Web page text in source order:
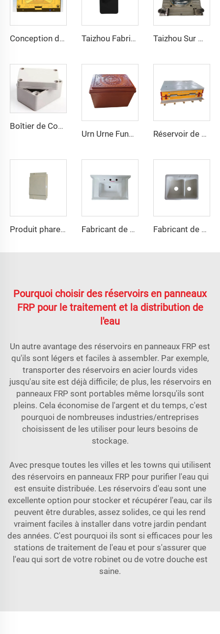
Conception de moule pour baignoire Moule en fibre de verre pour spa Moule de compression Usine de Taizhou Taizhou Fabricant de moules Plaque de protection Moule en plastique Gilet de sécurité Taizhou Sur Mesure Nouveau Casque de Combat en Fibre de Verre Casque de Formation Protecteur Tactique Extérieur
Boîtier de Commutateur Électronique Boîte de Jonction Électrique Boîte de Mould SMC BMC Taizhou Town
Urn Urne Funéraire pour Adultes Moule de Moulage Fabricant de Taizhou Chine Usine de Moules
Réservoir de stockage d'eau en fibre de verre FRP Panel Tank GRP Modulaire Chine Fabricant
Produit phare de 2023 moule en plastique SMC boîte de panneau électrique Fabricant de moules pour lavabos en FRP Fabricant de moules pour évier en SMC, fournisseur de moules en fibres de verre
Pourquoi choisir des réservoirs en panneaux
FRP pour le traitement et la distribution de
l'eau
Un autre avantage des réservoirs en panneaux FRP est
qu'ils sont légers et faciles à assembler. Par exemple,
transporter des réservoirs en acier lourds vides
jusqu'au site est déjà difficile; de plus, les réservoirs en
panneaux FRP sont portables même lorsqu'ils sont
pleins. Cela économise de l'argent et du temps, c'est
pourquoi de nombreuses industries/entreprises
choisissent de les utiliser pour leurs besoins de
stockage.
Avec presque toutes les villes et les towns qui utilisent
des réservoirs en panneaux FRP pour purifier l'eau qui
est ensuite distribuée. Les réservoirs d'eau sont une
excellente option pour stocker et récupérer l'eau, car ils
peuvent être durables, assez solides, ce qui les rend
vraiment faciles à installer dans votre jardin pendant
des années. C'est pourquoi ils sont si efficaces pour les
stations de traitement de l'eau et pour s'assurer que
l'eau qui sort de votre robinet ou de votre douche est
saine.